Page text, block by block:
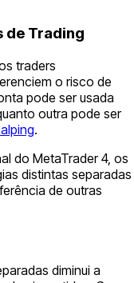
de Trading
traders
o risco de
pode ser usada
outra pode ser
.
do MetaTrader 4, os
distintas separadas
de outras
diminui a